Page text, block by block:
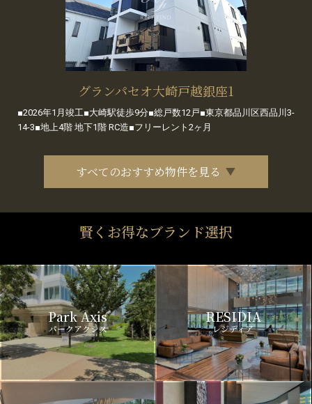
グランパセオ大崎戸越銀座1
■2026年1月竣工■大崎駅徒歩9分■総戸数12戸■東京都品川区西品川3-
14-3■地上4階 地下1階 RC造■フリーレント2ヶ月
すべてのおすすめ物件を見る
賢くお得なブランド選択
Park Axis
パークアクシス
RESIDIA
レジディア